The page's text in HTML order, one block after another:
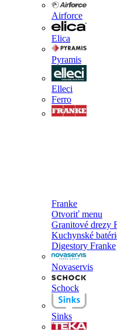
Airforce
Elica
Pyramis
Elleci
Ferro
Franke
Otvoriť menu
Granitové drezy
Kuchynské
Digestory Franke
Novaservis
Schock
Sinks